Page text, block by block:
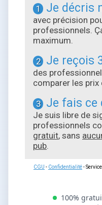
1 Je décris
avec précision
professionnels.
maximum.
2 Je reçois
des
comparer les
3 Je fais ce
Je suis libre de
professionnels
gratuit, sans
pub.
CGU - Confidentialité-
100%